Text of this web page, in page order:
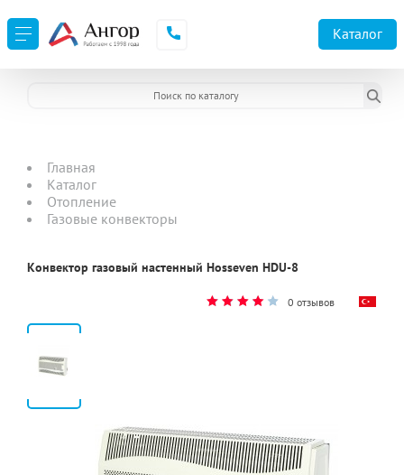
Каталог
Главная
Каталог
Отопление
Газовые конвекторы
Конвектор газовый настенный Hosseven HDU-8
0 отзывов